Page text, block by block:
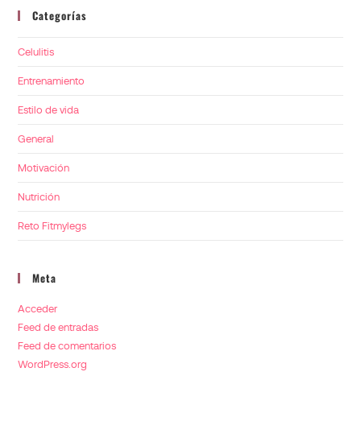
Categorías
Celulitis
Entrenamiento
Estilo de vida
General
Motivación
Nutrición
Reto Fitmylegs
Meta
Acceder
Feed de entradas
Feed de comentarios
WordPress.org